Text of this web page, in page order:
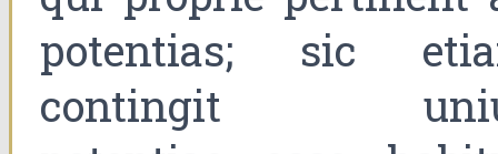
potentias; sic
contingit